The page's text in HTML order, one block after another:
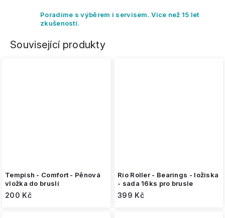
Poradíme s výběrem i servisem. Více než 15 let
zkušeností.
Související produkty
Tempish - Comfort - Pěnová
vložka do bruslí
200 Kč
Rio Roller - Bearings - ložiska
- sada 16ks pro brusle
399 Kč